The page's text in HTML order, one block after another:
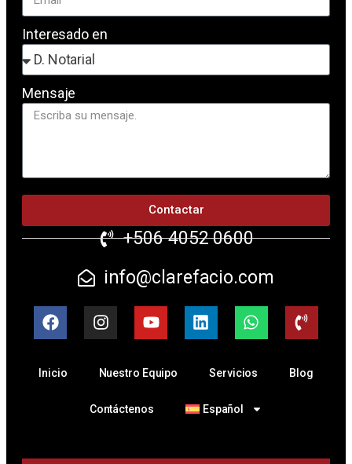
Interesado en
Mensaje
Contactar
+506 4052 0600
info@clarefacio.com
Inicio Nuestro Equipo Servicios Blog
Contáctenos Español